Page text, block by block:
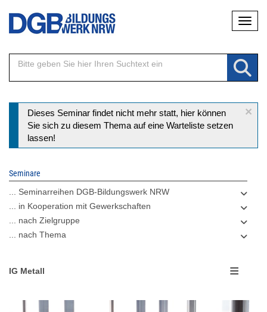
Direkt
Inhalt
×
Statusmeldung
Dieses Seminar findet nicht mehr statt, hier können
Sie sich zu diesem Thema auf eine Warteliste setzen
lassen!
Seminare
... Seminarreihen DGB-Bildungswerk NRW
... in Kooperation mit Gewerkschaften
... nach Zielgruppe
... nach Thema
IG Metall